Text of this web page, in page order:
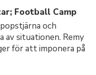
Football Camp
och
situationen. Remy
för att imponera på